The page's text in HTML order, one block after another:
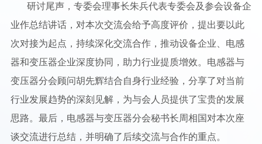
研讨尾声，专委会理事长朱兵代表专委会及参会设备企
业作总结讲话，对本次交流会给予高度评价，提出要以此
次对接为起点，持续深化交流合作，推动设备企业、电感
器和变压器企业深度协同，助力行业提质增效。电感器与
变压器分会顾问胡先辉结合自身行业经验，分享了对当前
行业发展趋势的深刻见解，为与会人员提供了宝贵的发展
思路。最后，电感器与变压器分会秘书长周相国对本次座
谈交流进行总结，并明确了后续交流与合作的重点。